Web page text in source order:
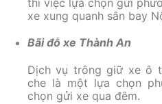
xe xung quanh sân bay
Bãi đỗ xe Thành An
Dịch vụ trông giữ xe ô
che là một lựa chọn
chọn gửi xe qua đêm.